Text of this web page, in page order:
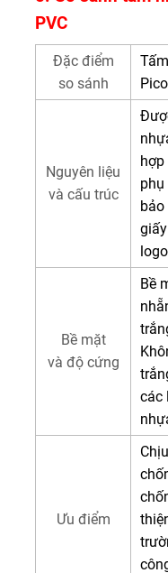
PVC
Đặc điểm
so sánh
Nguyên liệu
và cấu trúc
phụ
bảo
Bề mặt
và độ cứng
Bề
các
Ưu điểm